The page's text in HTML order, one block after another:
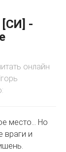
[СИ] -
онлайн
место… Но
враги и